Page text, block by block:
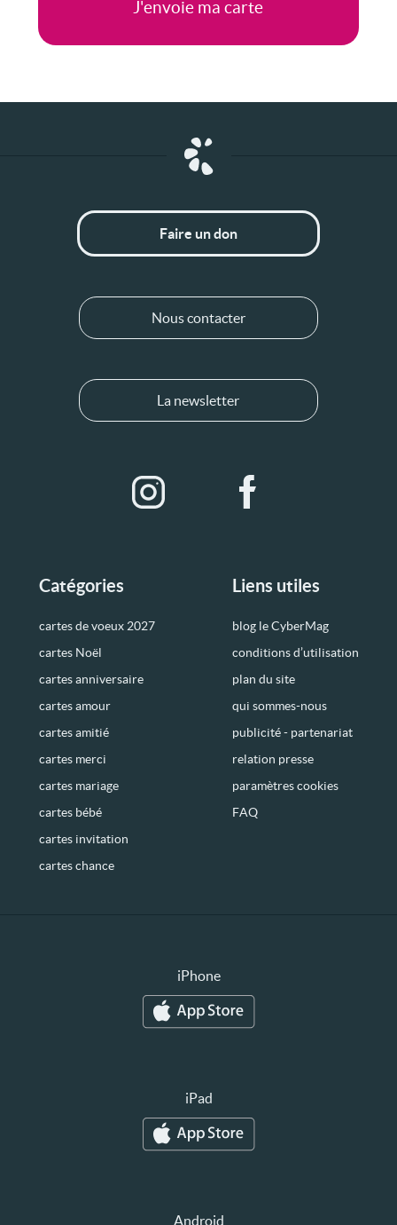
Catégories
cartes de voeux 2027
cartes Noël
cartes anniversaire
cartes amour
cartes amitié
cartes merci
cartes mariage
cartes bébé
cartes invitation
cartes chance
Liens utiles
blog le CyberMag
conditions d’utilisation
plan du site
qui sommes-nous
publicité - partenariat
relation presse
paramètres cookies
FAQ
Faire un don
Nous contacter
La newsletter
iPhone
iPad
Android